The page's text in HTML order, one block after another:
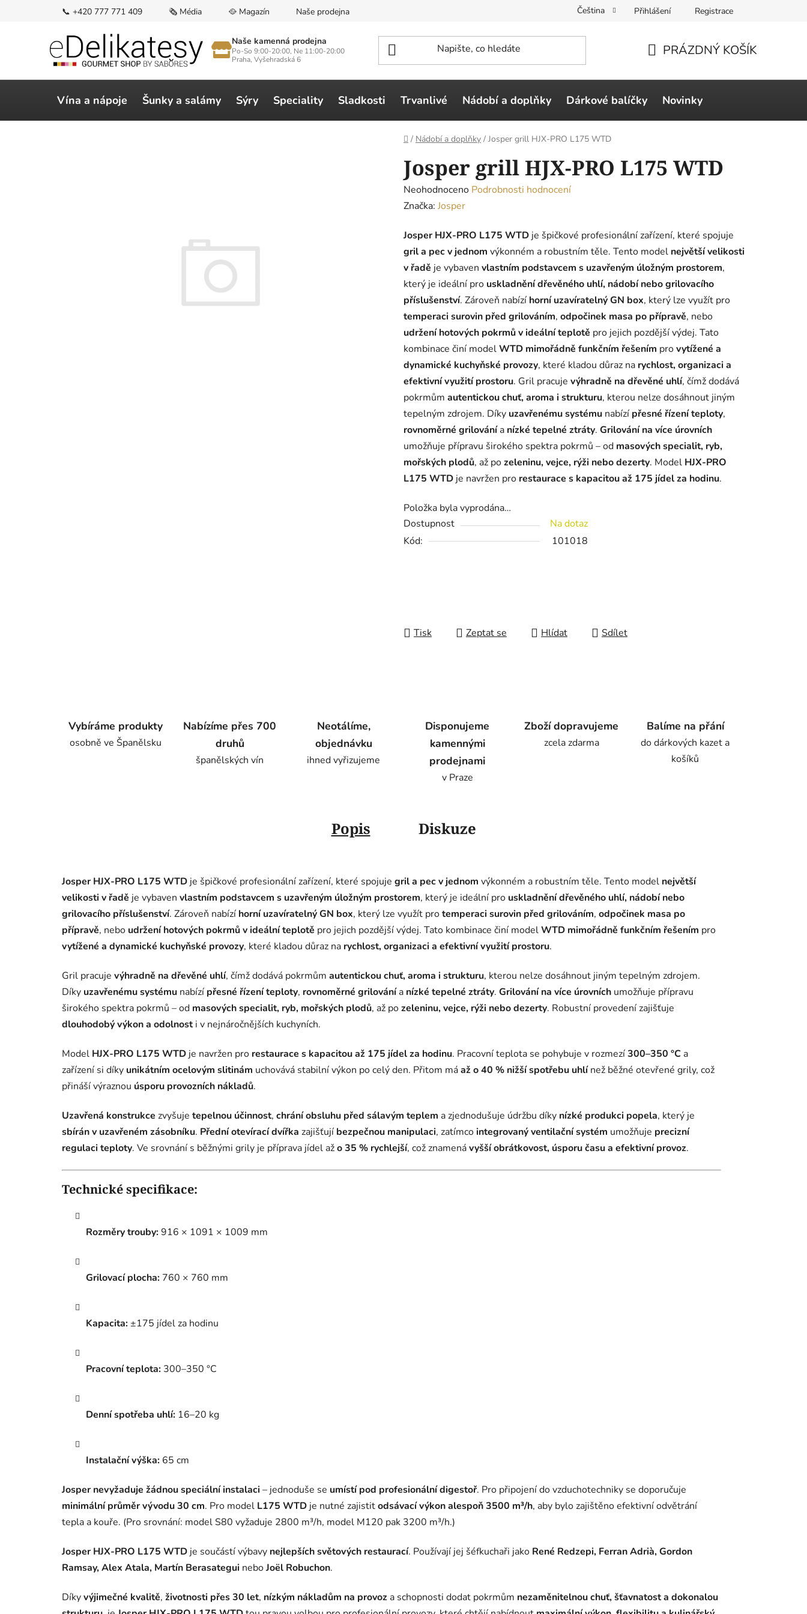
📞 +420 777 771 409 🗞️ Média 🥘 Magazín Naše prodejna Čeština Přihlášení Registrace
Naše kamenná prodejna
Po-So 9:00-20:00, Ne 11:00-20:00
Praha, Vyšehradská 6
KOŠÍK
PRÁZDNÝ KOŠÍK
Vína a nápoje Šunky a salámy Sýry Speciality Sladkosti Trvanlivé Nádobí a doplňky Dárkové balíčky Novinky
Domů
/ Nádobí a doplňky / Josper grill HJX-PRO L175 WTD
Josper grill HJX-PRO L175 WTD
Průměrné
hodnocení
je
0,0
z
5
hvězdiček.
Neohodnoceno Podrobnosti hodnocení
Značka: Josper
Josper HJX-PRO L175 WTD je špičkové profesionální zařízení, které spojuje
gril a pec v jednom výkonném a robustním těle. Tento model největší velikosti
v řadě je vybaven vlastním podstavcem s uzavřeným úložným prostorem,
který je ideální pro uskladnění dřevěného uhlí, nádobí nebo grilovacího
příslušenství. Zároveň nabízí horní uzavíratelný GN box, který lze využít pro
temperaci surovin před grilováním, odpočinek masa po přípravě, nebo
udržení hotových pokrmů v ideální teplotě pro jejich pozdější výdej. Tato
kombinace činí modelWTD mimořádně funkčním řešením provytížené a
dynamické kuchyňské provozy, které kladou důraz na rychlost, organizaci a
efektivní využití prostoru. Gril pracuje výhradně na dřevěné uhlí, čímž dodává
pokrmům autentickou chuť, aroma i strukturu, kterou nelze dosáhnout jiným
tepelným zdrojem. Díky uzavřenému systému nabízí přesné řízení teploty,
rovnoměrné grilovánía nízké tepelné ztráty. Grilování na více úrovních
umožňuje přípravu širokého spektra pokrmů – od masových specialit, ryb,
mořských plodů, až pozeleninu, vejce, rýži nebo dezerty. Model HJX-PRO
L175 WTD je navržen pro restaurace s kapacitou až 175 jídel za hodinu.
Položka byla vyprodána…
Dostupnost
Na dotaz
Kód:
101018
Tisk Zeptat se Hlídat Sdílet
Vybíráme produkty
osobně ve Španělsku
Nabízíme přes 700
druhů
španělských vín
Neotálíme,
objednávku
ihned vyřizujeme
Disponujeme
kamennými
prodejnami
v Praze
Zboží dopravujeme
zcela zdarma
Balíme na přání
do dárkových kazet a
košíků
Popis Diskuze
Josper HJX-PRO L175 WTD je špičkové profesionální zařízení, které spojuje gril a pec v jednom výkonném a robustním těle. Tento model největší
velikosti v řadě je vybaven vlastním podstavcem s uzavřeným úložným prostorem, který je ideální pro uskladnění dřevěného uhlí, nádobí nebo
grilovacího příslušenství. Zároveň nabízí horní uzavíratelný GN box, který lze využít protemperaci surovin před grilováním, odpočinek masa po
přípravě, nebo udržení hotových pokrmů v ideální teplotě pro jejich pozdější výdej. Tato kombinace činí modelWTD mimořádně funkčním řešením pro
vytížené a dynamické kuchyňské provozy, které kladou důraz na rychlost, organizaci a efektivní využití prostoru.
Gril pracuje výhradně na dřevěné uhlí, čímž dodává pokrmům autentickou chuť, aroma i strukturu, kterou nelze dosáhnout jiným tepelným zdrojem.
Díky uzavřenému systému nabízí přesné řízení teploty, rovnoměrné grilovánía nízké tepelné ztráty. Grilování na více úrovních umožňuje přípravu
širokého spektra pokrmů – od masových specialit, ryb, mořských plodů, až pozeleninu, vejce, rýži nebo dezerty. Robustní provedení zajišťuje
dlouhodobý výkon a odolnosti v nejnáročnějších kuchyních.
Model HJX-PRO L175 WTD je navržen pro restaurace s kapacitou až 175 jídel za hodinu. Pracovní teplota se pohybuje v rozmezí300–350 °C a
zařízení si díky unikátním ocelovým slitinám uchovává stabilní výkon po celý den. Přitom máaž o 40 % nižší spotřebu uhlínež běžné otevřené grily, což
přináší výraznou úsporu provozních nákladů.
Uzavřená konstrukce zvyšuje tepelnou účinnost, chrání obsluhu před sálavým teplem a zjednodušuje údržbu díky nízké produkci popela, který je
sbírán v uzavřeném zásobníku. Přední otevírací dvířka zajišťují bezpečnou manipulaci, zatímcointegrovaný ventilační systém umožňuje precizní
regulaci teploty. Ve srovnání s běžnými grily je příprava jídel ažo 35 % rychlejší, což znamenávyšší obrátkovost, úsporu času a efektivní provoz.
Technické specifikace:
Rozměry trouby:916 × 1091 × 1009 mm
Grilovací plocha: 760 × 760 mm
Kapacita:±175 jídel za hodinu
Pracovní teplota: 300–350 °C
Denní spotřeba uhlí: 16–20 kg
Instalační výška: 65 cm
Josper nevyžaduje žádnou speciální instalaci– jednoduše se umístí pod profesionální digestoř. Pro připojení do vzduchotechniky se doporučuje
minimální průměr vývodu 30 cm. Pro model L175 WTD je nutné zajistitodsávací výkon alespoň 3500 m³/h, aby bylo zajištěno efektivní odvětrání
tepla a kouře. (Pro srovnání: model S80 vyžaduje 2800 m³/h, model M120 pak 3200 m³/h.)
Josper HJX-PRO L175 WTD je součástí výbavy nejlepších světových restaurací. Používají jej šéfkuchaři jako René Redzepi, Ferran Adrià, Gordon
Ramsay, Alex Atala, Martín Berasategui neboJoël Robuchon.
Díkyvýjimečné kvalitě, životnosti přes 30 let, nízkým nákladům na provoz a schopnosti dodat pokrmům nezaměnitelnou chuť, šťavnatost a dokonalou